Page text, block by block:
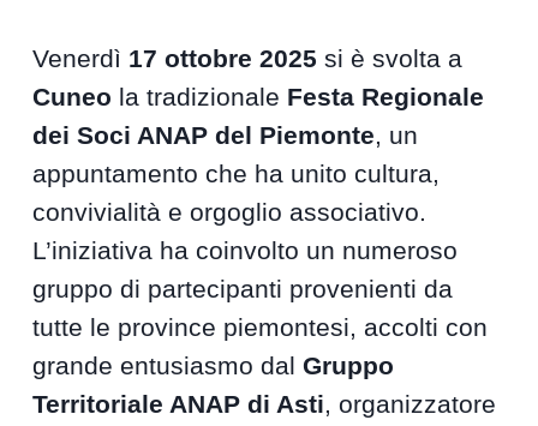
Venerdì 17 ottobre 2025 si è svolta a
Cuneo la tradizionale Festa Regionale
dei Soci ANAP del Piemonte, un
appuntamento che ha unito cultura,
convivialità e orgoglio associativo.
L’iniziativa ha coinvolto un numeroso
gruppo di partecipanti provenienti da
tutte le province piemontesi, accolti con
grande entusiasmo dalGruppo
Territoriale ANAP di Asti, organizzatore